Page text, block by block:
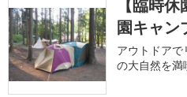
【臨時
園キャン
アウトドア
の大自然を満